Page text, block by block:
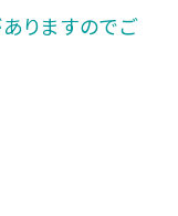
りますのでご